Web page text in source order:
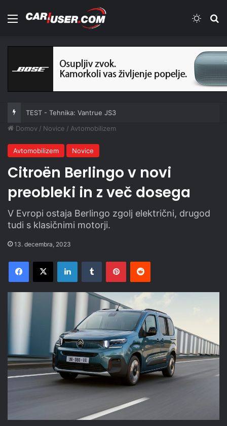
Meni
TEST - Tehnika: Vantrue JS3
Domov / Novice / Avtomobilizem
Avtomobilizem Novice
Citroën Berlingo v novi
preobleki in z več dosega
V Evropi ostaja Berlingo zgolj električni, drugod
tudi s klasičnimi motorji.
13. decembra, 2023
Facebook
X LinkedInTumblr PinterestReddit